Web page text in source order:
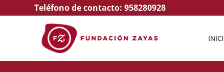
Teléfono de contacto: 958280928